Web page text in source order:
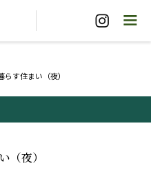
す住まい（夜）
（夜）